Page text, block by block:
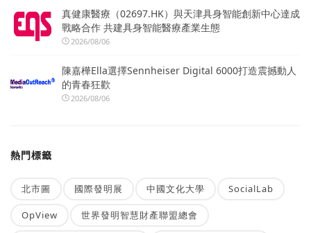
真健康醫療（02697.HK）與天津具身智能創新中心達成
戰略合作 共建具身智能醫療產業生態
2026/08/06
陳嘉樺Ella選擇Sennheiser Digital 6000打造震撼動人
的青春狂歡
2026/08/06
熱門標籤
北市圖 國際發明展 中國文化大學 SocialLab
OpView 世界發明智慧財產聯盟總會